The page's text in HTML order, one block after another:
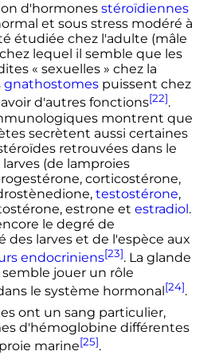
d'hormones stéroïdiennes
et sous stress modéré à
étudiée chez l'adulte (mâle
lequel il semble que les
« sexuelles » chez la
gnathostomespuissent chez
avoir d'autres fonctions[22].
montrent que
secrètent aussi certaines
retrouvées dans le
larves (de lamproies
corticostérone,
testostérone,
estrone et estradiol.
le degré de
des larves et de l'espèce aux
endocriniens[23]. La glande
semble jouer un rôle
le système hormonal [24].
ont un sang particulier,
d'hémoglobine différentes
marine[25].